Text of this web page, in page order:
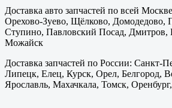
Доставка авто запчастей по всей
Орехово-Зуево, Щёлково, Домодедово,
Ступино, Павловский Посад,
Можайск
Доставка запчастей по России:
Липецк, Елец, Курск, Орел, Белгород,
Ярославль, Махачкала, Томск,